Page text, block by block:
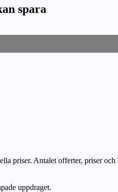
spara
priser. Antalet offerter, priser
uppdraget.